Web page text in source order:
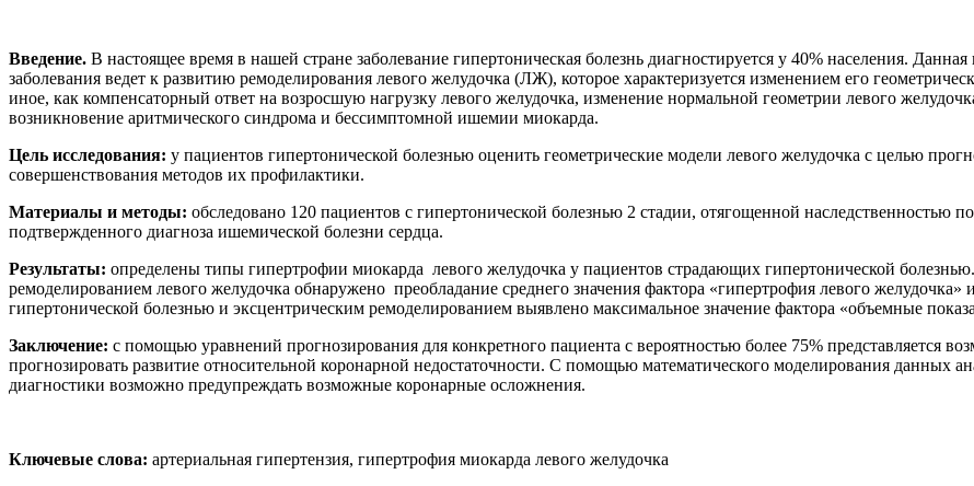
Введение. В настоящее время в нашей стране заболевание гипертоническая болезнь диагностируется у 40% населения.
заболевания ведет к развитию ремоделирования левого желудочка (ЛЖ), которое характеризуется изменением его
иное, как компенсаторный ответ на возросшую нагрузку левого желудочка, изменение нормальной геометрии левого
возникновение аритмического синдрома и бессимптомной ишемии миокарда.
Цель исследования: у пациентов гипертонической болезнью оценить геометрические модели левого желудочка с целью
совершенствования методов их профилактики.
Материалы и методы: обследовано 120 пациентов с гипертонической болезнью 2 стадии, отягощенной наследственностью
подтвержденного диагноза ишемической болезни сердца.
Результаты: определены типы гипертрофии миокарда левого желудочка у пациентов страдающих гипертонической
ремоделированием левого желудочка обнаружено преобладание среднего значения фактора «гипертрофия левого
гипертонической болезнью и эксцентрическим ремоделированием выявлено максимальное значение фактора «объемные
Заключение: с помощью уравнений прогнозирования для конкретного пациента с вероятностью более 75% представляется
прогнозировать развитие относительной коронарной недостаточности. С помощью математического моделирования данных
диагностики возможно предупреждать возможные коронарные осложнения.
Ключевые слова: артериальная гипертензия, гипертрофия миокарда левого желудочка